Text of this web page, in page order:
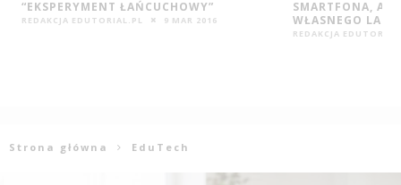
SMARTFONA, A CO DRUGIE KORZYSTA Z
WŁASNEGO LAPTOPA
ŚWIAT EDUKACJI
ALEKSANDRA BIWALD
Strona główna EduTech